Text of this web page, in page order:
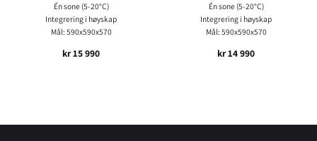
Én sone (5-20°C)
Integrering i høyskap
Mål: 590x590x570
kr15 990
Én sone (5-20°C)
Integrering i høyskap
Mål: 590x590x570
kr14 990